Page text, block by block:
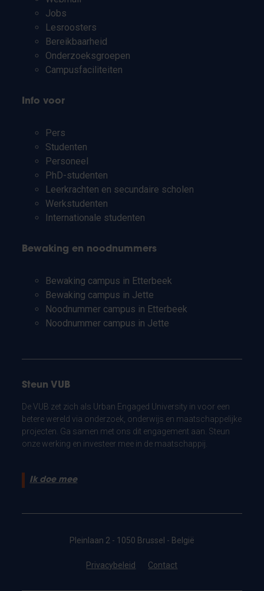
Jobs
Lesroosters
Bereikbaarheid
Onderzoeksgroepen
Campusfaciliteiten
Info voor
Pers
Studenten
Personeel
PhD-studenten
Leerkrachten en secundaire scholen
Werkstudenten
Internationale studenten
Bewaking en noodnummers
Bewaking campus in Etterbeek
Bewaking campus in Jette
Noodnummer campus in Etterbeek
Noodnummer campus in Jette
Steun VUB
De VUB zet zich als Urban Engaged University in voor een
betere wereld via onderzoek, onderwijs en maatschappelijke
projecten. Ga samen met ons dit engagement aan. Steun
onze werking en investeer mee in de maatschappij.
Ik doe mee
Pleinlaan 2 - 1050 Brussel - België
Privacybeleid Contact